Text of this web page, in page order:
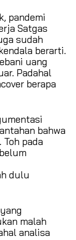
pandemi
Satgas
sudah
berarti.
uang
Padahal
berapa
bahwa
pada
dulu
malah
analisa